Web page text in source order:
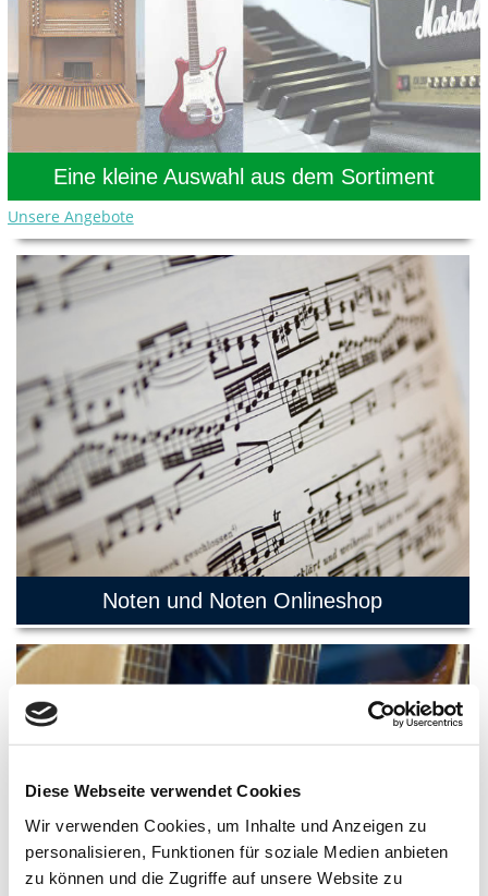
Diese Webseite verwendet Cookies
Wir verwenden Cookies, um Inhalte und Anzeigen zu
personalisieren, Funktionen für soziale Medien anbieten
zu können und die Zugriffe auf unsere Website zu
Eine kleine Auswahl aus dem Sortiment
Unsere Angebote
Noten und Noten Onlineshop